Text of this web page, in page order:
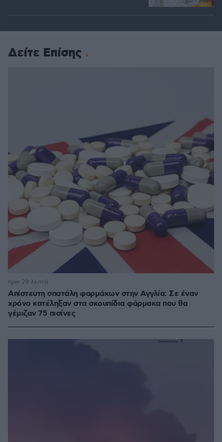
Δείτε Επίσης
Απίστευτη σπατάλη φαρμάκων στην Αγγλία: Σε έναν
χρόνο κατέληξαν στα σκουπίδια φάρμακα που θα
γέμιζαν 75 πισίνες
πριν 29 λεπτά